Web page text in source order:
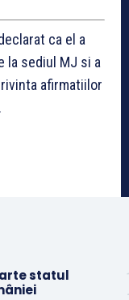
ca el a
la sediul MJ si a
afirmatiilor
statul